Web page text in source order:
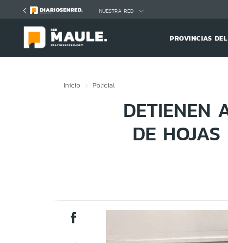
NUESTRA RED
PROVINCIAS
Inicio Policial
DETIENEN
DE